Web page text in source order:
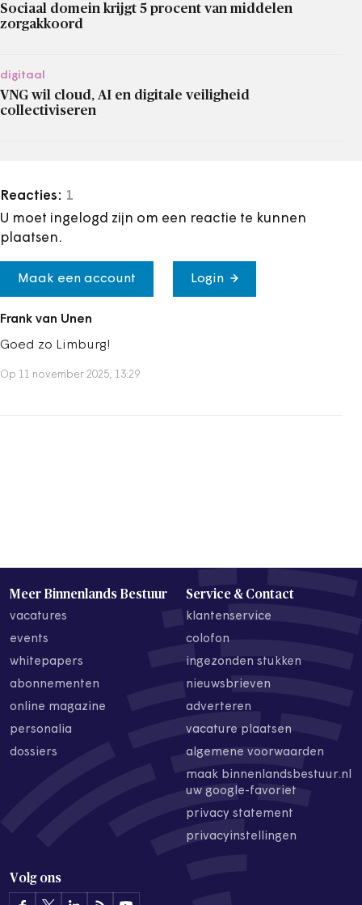
Sociaal domein krijgt 5 procent van middelen
zorgakkoord
digitaal
VNG wil cloud, AI en digitale veiligheid
collectiviseren
Reacties: 1
U moet ingelogd zijn om een reactie te kunnen
plaatsen.
Maak een account Login
Frank van Unen
Goed zo Limburg!
Op 11 november 2025, 13:29
Meer Binnenlands Bestuur
vacatures
events
whitepapers
abonnementen
online magazine
personalia
dossiers
Service & Contact
klantenservice
colofon
ingezonden stukken
nieuwsbrieven
adverteren
vacature plaatsen
algemene voorwaarden
maak binnenlandsbestuur.nl
uw google-favoriet
privacy statement
privacyinstellingen
Volg ons